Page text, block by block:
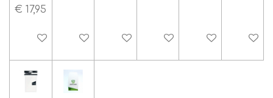
€ 17,95
In winkelwagenIn winkelwagenIn winkelwagenIn winkelwagenIn winkelwagen
In